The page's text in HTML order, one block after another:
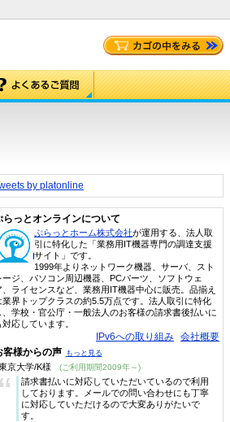
by platonline
らっとオンラインについて
ぷらっとホーム株式会社が運用する、法人取
引に特化した「業務用IT機器専門の調達支援
サイト」です。
1999年よりネットワーク機器、サーバ、スト
ージ、パソコン周辺機器、PCパーツ、ソフトウェ
、ライセンスなど、業務用IT機器中心に販売。品揃え
業界トップクラスの約5.5万点です。法人取引に特化
、学校・官公庁・一般法人のお客様の請求書後払いに
対応しています。
IPv6への取り組み 会社概要
客様からの声 もっと見る
京大学/K様 (ご利用期間2009年～)
“
請求書払いに対応していただいているので利用
しております。メールでの問い合わせにも丁寧
に対応していただけるので大変ありがたいで
す。